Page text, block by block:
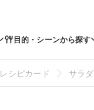
目的・シーンから探す
レシピカード サラダ